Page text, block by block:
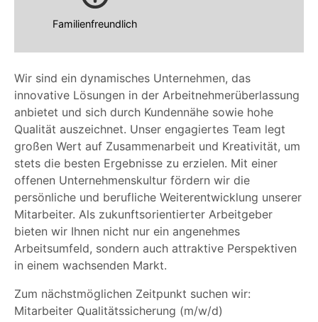
Wir sind ein dynamisches Unternehmen, das
innovative Lösungen in der Arbeitnehmerüberlassung
anbietet und sich durch Kundennähe sowie hohe
Qualität auszeichnet. Unser engagiertes Team legt
großen Wert auf Zusammenarbeit und Kreativität, um
stets die besten Ergebnisse zu erzielen. Mit einer
offenen Unternehmenskultur fördern wir die
persönliche und berufliche Weiterentwicklung unserer
Mitarbeiter. Als zukunftsorientierter Arbeitgeber
bieten wir Ihnen nicht nur ein angenehmes
Arbeitsumfeld, sondern auch attraktive Perspektiven
in einem wachsenden Markt.
Zum nächstmöglichen Zeitpunkt suchen wir:
Mitarbeiter Qualitätssicherung (m/w/d)
Familienfreundlich